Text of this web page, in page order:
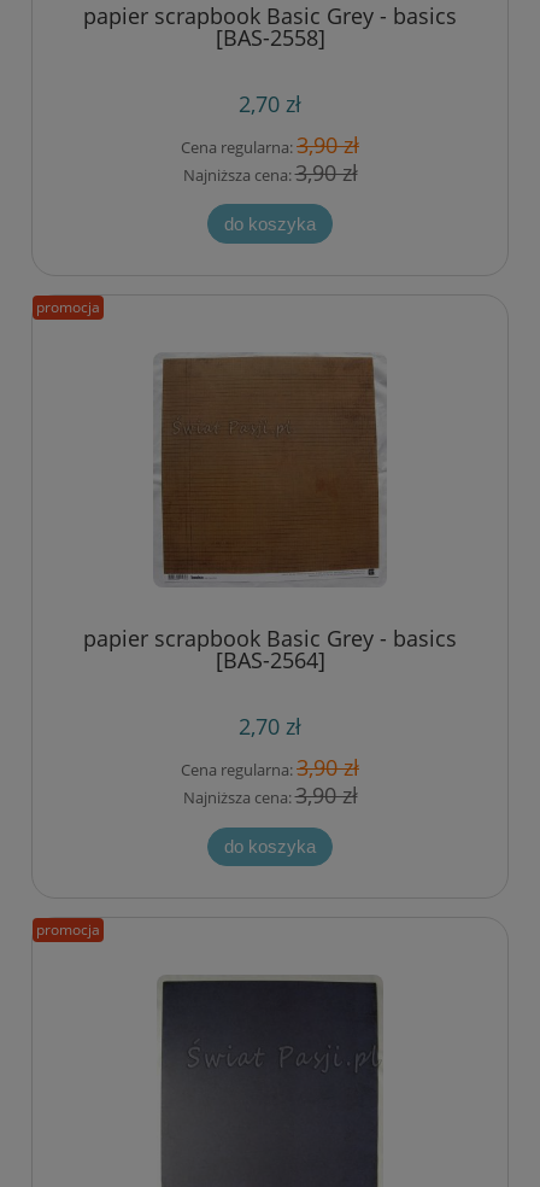
papier scrapbook Basic Grey - basics
[BAS-2558]
2,70 zł
Cena regularna:3,90 zł
Najniższa cena:3,90 zł
do koszyka
papier scrapbook Basic Grey - basics
[BAS-2564]
2,70 zł
Cena regularna:3,90 zł
Najniższa cena:3,90 zł
do koszyka
promocja
promocja